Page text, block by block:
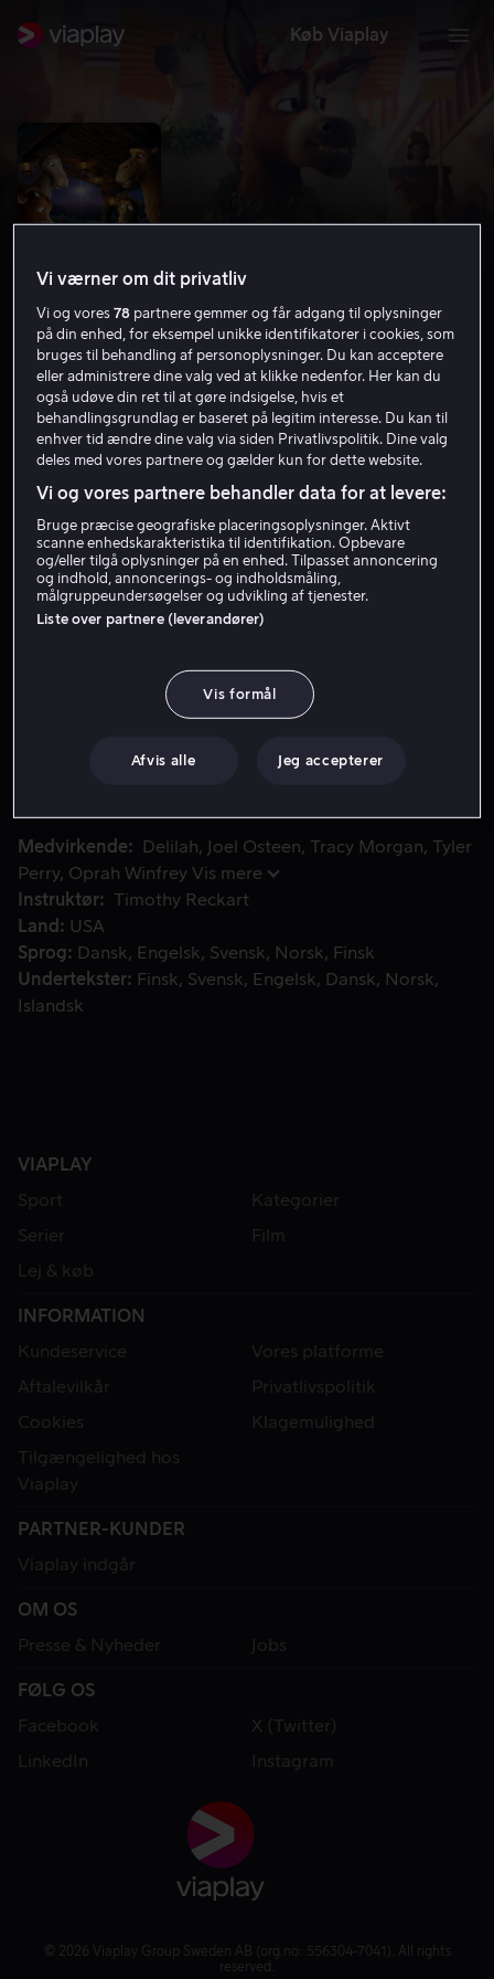
Køb Viaplay
Stjernen
6.3 Komedie Familiefilm 2017
1 t. 22 min
7 år
HD
Lej 49 kr
Køb 109 kr
at følge en stjerne bliver han utilsigtet helt i den
Medvirkende Delilah Joel Osteen Tracy Morgan
Tyler
Perry Oprah Winfrey Vis mere
Instruktør
Timothy Reckart
Land
USA
Sprog
Dansk Engelsk Svensk Norsk
Finsk
Undertekster
Finsk Svensk Engelsk Dansk
Norsk
Islandsk
VIAPLAY
Sport
Kategorier
Serier
Film
Lej & køb
INFORMATION
Kundeservice
Vores platforme
Aftalevilkår
Privatlivspolitik
Cookies
Klagemulighed
Tilgængelighed hos
Viaplay
PARTNER-KUNDER
Viaplay indgår
OM OS
Presse & Nyheder
Jobs
FØLG OS
Facebook
X (Twitter)
LinkedIn
Instagram
© 2026 Viaplay Group Sweden AB (org.no: 556304-7041). All rights
reserved.
Vi værner om dit privatliv
Vi og vores78 partnere gemmer og får adgang til oplysninger
på din enhed, for eksempel unikke identifikatorer i cookies, som
bruges til behandling af personoplysninger. Du kan acceptere
eller administrere dine valg ved at klikke nedenfor. Her kan du
også udøve din ret til at gøre indsigelse, hvis et
behandlingsgrundlag er baseret på legitim interesse. Du kan til
enhver tid ændre dine valg via siden Privatlivspolitik. Dine valg
deles med vores partnere og gælder kun for dette website.
Vi og vores partnere behandler data for at levere:
Bruge præcise geografiske placeringsoplysninger. Aktivt
scanne enhedskarakteristika til identifikation. Opbevare
og/eller tilgå oplysninger på en enhed. Tilpasset annoncering
og indhold, annoncerings- og indholdsmåling,
målgruppeundersøgelser og udvikling af tjenester.
Liste over partnere (leverandører)
Vis formål
Afvis alle Jeg accepterer